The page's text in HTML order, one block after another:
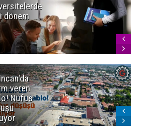
dönem
veren
Nüfus